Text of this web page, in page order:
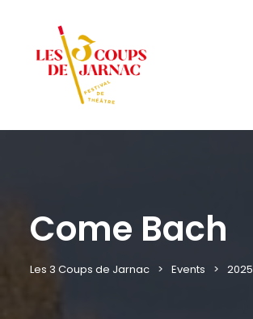
Come Bach
Les 3 Coups de Jarnac Events 2025